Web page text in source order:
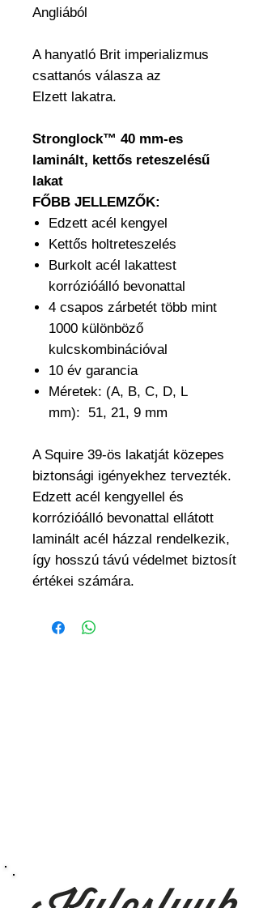
Angliából
A hanyatló Brit imperializmus
csattanós válasza az
Elzett lakatra.
Stronglock™ 40 mm-es
laminált, kettős reteszelésű
lakat
FŐBB JELLEMZŐK:
Edzett acél kengyel
Kettős holtreteszelés
Burkolt acél lakattest
korrózióálló bevonattal
4 csapos zárbetét több mint
1000 különböző
kulcskombinációval
10 év garancia
Méretek: (A, B, C, D, L
mm): 51, 21, 9 mm
A Squire 39-ös lakatját közepes
biztonsági igényekhez tervezték.
Edzett acél kengyellel és
korrózióálló bevonattal ellátott
laminált acél házzal rendelkezik,
így hosszú távú védelmet biztosít
értékei számára.